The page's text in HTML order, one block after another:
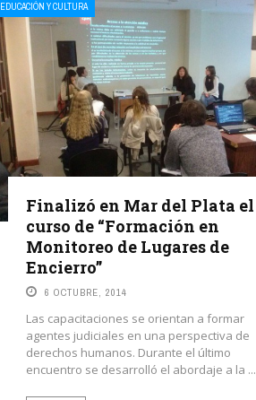
EDUCACIÓN Y CULTURA
Finalizó en Mar del Plata el
curso de “Formación en
Monitoreo de Lugares de
Encierro”
6 OCTUBRE, 2014
Las capacitaciones se orientan a formar
agentes judiciales en una perspectiva de
derechos humanos. Durante el último
encuentro se desarrolló el abordaje a la ...